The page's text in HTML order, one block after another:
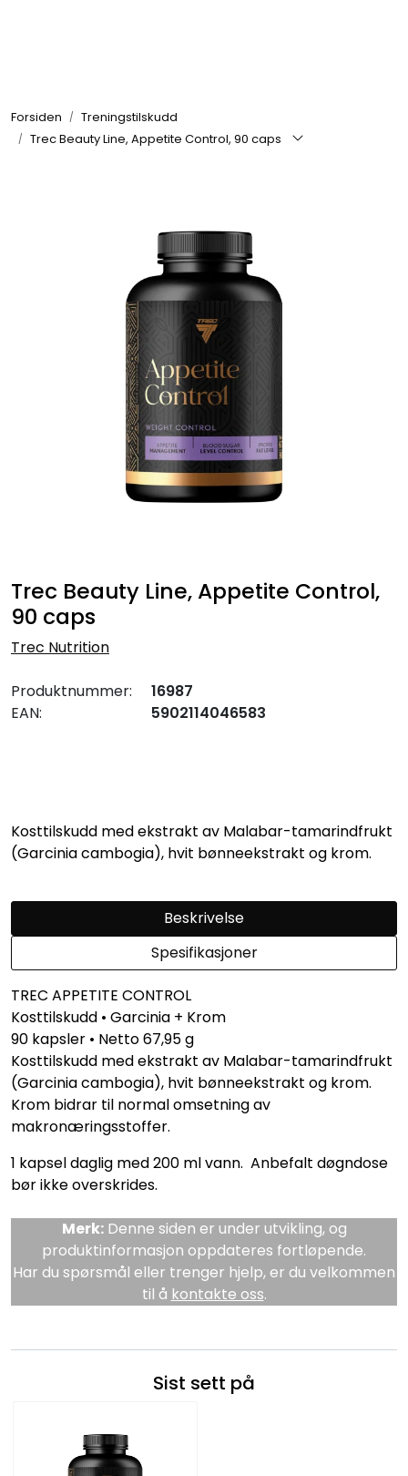
Forsiden
Treningstilskudd
Trec Beauty Line, Appetite Control, 90 caps
Trec Beauty Line, Appetite Control,
90 caps
Trec Nutrition
Produktnummer:
16987
EAN:
5902114046583
Kosttilskudd med ekstrakt av Malabar-tamarindfrukt
(Garcinia cambogia), hvit bønneekstrakt og krom.
Beskrivelse
Spesifikasjoner
TREC APPETITE CONTROL
Kosttilskudd • Garcinia + Krom
90 kapsler • Netto 67,95 g
Kosttilskudd med ekstrakt av Malabar-tamarindfrukt
(Garcinia cambogia), hvit bønneekstrakt og krom.
Krom bidrar til normal omsetning av
makronæringsstoffer.
1 kapsel daglig med 200 ml vann. Anbefalt døgndose
bør ikke overskrides.
Merk:Denne siden er under utvikling, og
produktinformasjon oppdateres fortløpende.
Har du spørsmål eller trenger hjelp, er du velkommen
til å kontakte oss.
Sist sett på
Nyheter
Tilbehør & Utstyr